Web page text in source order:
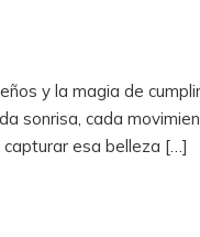
y la magia de
sonrisa, cada
capturar esa belleza […]